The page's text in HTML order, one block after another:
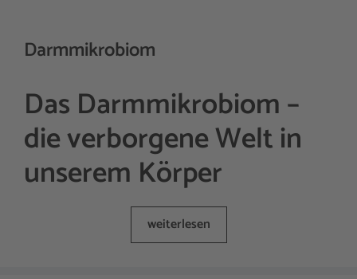
Darmmikrobiom
Das Darmmikrobiom –
die verborgene Welt in
unserem Körper
weiterlesen